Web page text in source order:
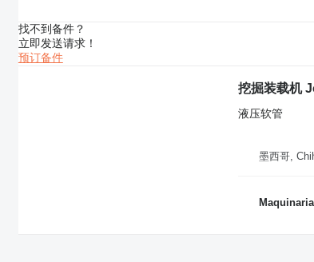
找不到备件？
立即发送请求！
预订备件
挖掘装载机
液压软管
墨西哥,